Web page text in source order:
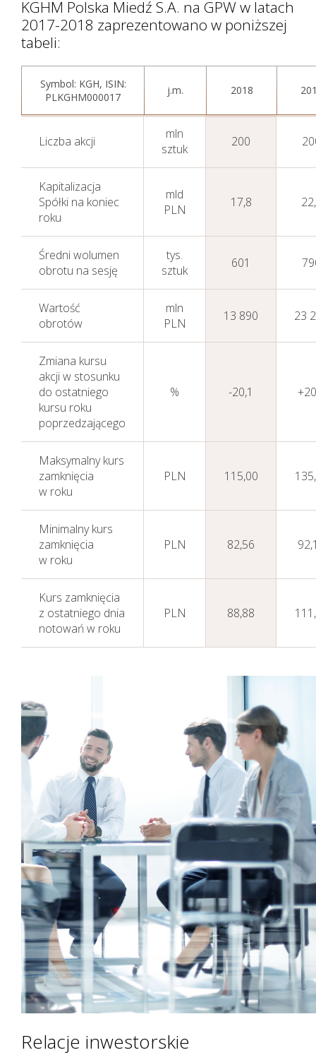
KGHM Polska Miedź S.A. na GPW w latach
2017-2018 zaprezentowano w poniższej
tabeli:
Symbol: KGH, ISIN:
PLKGHM000017
j.m. 2018
Liczba akcji
mln
sztuk
200
Kapitalizacja
Spółki na koniec
roku
mld
PLN
17,8
Średni wolumen
obrotu na sesję
tys.
sztuk
601
Wartość
obrotów
mln
PLN
13 890 23
Zmiana kursu
akcji w stosunku
do ostatniego
kursu roku
poprzedzającego
% -20,1
Maksymalny kurs
zamknięcia
w roku
PLN 115,00
Minimalny kurs
zamknięcia
w roku
PLN 82,56
Kurs zamknięcia
z ostatniego dnia
notowań w roku
PLN 88,88
Relacje inwestorskie